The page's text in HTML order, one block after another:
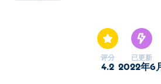
评分
4.2
已更新
2022年6